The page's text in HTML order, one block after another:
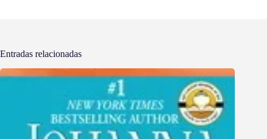
Entradas relacionadas